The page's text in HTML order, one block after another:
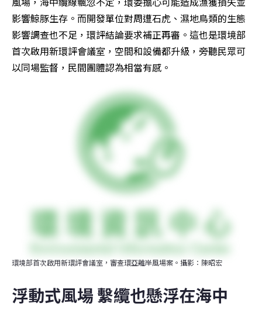
影響鯨豚生存。而開發單位對周遭石虎、濕地鳥類的生態
影響調查也不足，環評結論要求補正再審。這也是環境部
首次啟用新環評會議室，空間和設備都升級，旁聽民眾可
以同場監督，民間團體認為相當有感。
環境部首次啟用新環評會議室，審查環亞離岸風場案。攝影：陳昭宏
浮動式風場 繫纜也懸浮在海中